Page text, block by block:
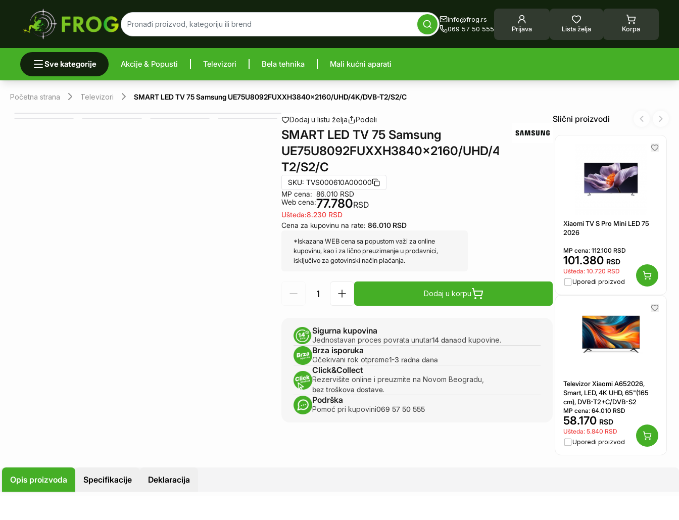
info@frog.rs
069 57 50 555
Prijava Lista želja Korpa
Sve kategorije Akcije & Popusti Televizori Bela tehnika Mali kućni aparati
Početna strana Televizori SMART LED TV 75 Samsung UE75U8092FUXXH3840x2160/UHD/4K/DVB-T2/S2/C
Dodaj u listu želja Podeli
SMART LED TV 75 Samsung
UE75U8092FUXXH3840x2160/UHD/4K/DVB-
T2/S2/C
SKU: TVS000610A00000
MP cena:
Web cena:
86.010 RSD
77.780RSD
Ušteda:8.230 RSD
Cena za kupovinu na rate: 86.010 RSD
*Iskazana WEB cena sa popustom važi za online
kupovinu, kao i za lično preuzimanje u prodavnici,
isključivo za gotovinski način plaćanja.
Dodaj u korpu
Sigurna kupovina
Jednostavan proces povrata unutar14 danaod kupovine.
Brza isporuka
Očekivani rok otpreme1-3 radna dana
Click&Collect
Rezervišite online i preuzmite na Novom Beogradu,
bez troškova dostave.
Podrška
Pomoć pri kupovini069 57 50 555
Slični proizvodi
Xiaomi TV S Pro Mini LED 75
2026
MP cena: 112.100 RSD
101.380 RSD
Ušteda: 10.720 RSD
Uporedi proizvod
Televizor Xiaomi A652026,
Smart, LED, 4K UHD, 65"(165
cm), DVB-T2+C/DVB-S2
MP cena: 64.010 RSD
58.170 RSD
Ušteda: 5.840 RSD
Uporedi proizvod
Previous
Next
Opis proizvoda Specifikacije Deklaracija